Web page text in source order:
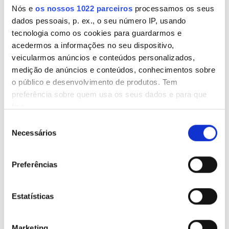
Nós e os nossos 1022 parceiros processamos os seus
dados pessoais, p. ex., o seu número IP, usando
tecnologia como os cookies para guardarmos e
acedermos a informações no seu dispositivo,
veicularmos anúncios e conteúdos personalizados,
medição de anúncios e conteúdos, conhecimentos sobre
o público e desenvolvimento de produtos. Tem
preferência sobre quem usa os seus dados e para que
Se permitir, gostaríamos também de:
geográfica as quais podem ter uma precisão de
vários metros
ativa as características específicas (impressão
Saiba mais sobre como os seus dados pessoais são
Necessários
Preferências
Estatísticas
Diaverum Emilio Rotellar
Dialysis Clinic
Barcelona, Espanha
4,45 km do centro da cidade
Muito Boas
Coberto pelo Cartão Europeu de Seguro de Doença (CESD)
(CMSD)
Estacionamento Grátis
Por tratamento
Diálise HD 300 €
Reservar